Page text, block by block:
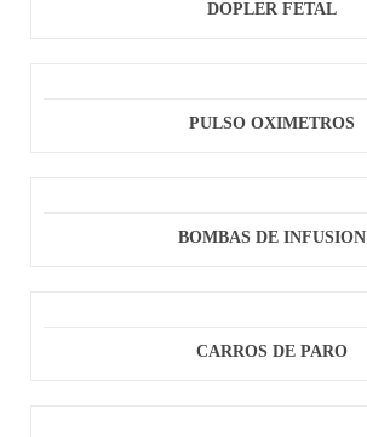
DOPLER FETAL
PULSO OXIMETROS
BOMBAS DE INFUSION
CARROS DE PARO